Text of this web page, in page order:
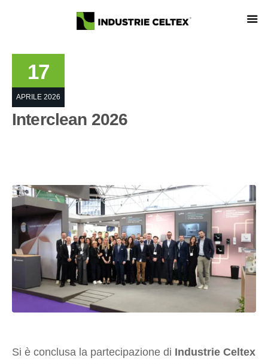
17
APRILE 2026
Interclean 2026
Si è conclusa la partecipazione di Industrie Celtex